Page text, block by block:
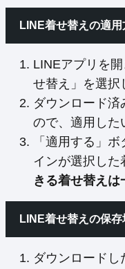
LINE着せ替えの適用
LINEアプリを
せ替え」を選択
ダウンロード済
ので、適用した
「適用する」
インが選択した
きる着せ替えは
LINE着せ替えの保存
ダウンロードし